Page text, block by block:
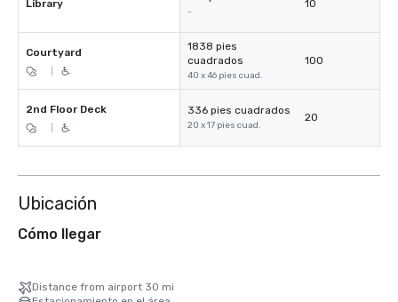
Library
-
10
Courtyard
1838 pies
cuadrados
40 x 46 pies cuad.
100
2nd Floor Deck 336 pies cuadrados
20 x 17 pies cuad.
20
Ubicación
Cómo llegar
Distance from airport 30 mi